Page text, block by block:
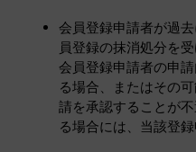
会員登録申請者が過
員登録の抹消処分を
会員登録申請者の申
る場合、またはその
請を承認することが
る場合には、当該登